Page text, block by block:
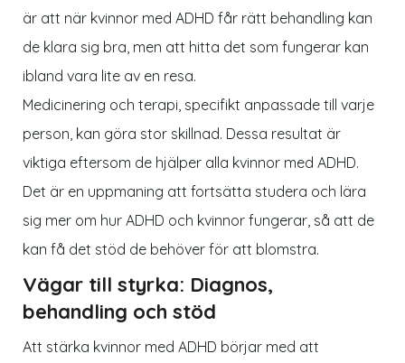
är att när kvinnor med ADHD får rätt behandling kan
de klara sig bra, men att hitta det som fungerar kan
ibland vara lite av en resa.
Medicinering och terapi, specifikt anpassade till varje
person, kan göra stor skillnad. Dessa resultat är
viktiga eftersom de hjälper alla kvinnor med ADHD.
Det är en uppmaning att fortsätta studera och lära
sig mer om hur ADHD och kvinnor fungerar, så att de
kan få det stöd de behöver för att blomstra.
Vägar till styrka: Diagnos,
behandling och stöd
Att stärka kvinnor med ADHD börjar med att